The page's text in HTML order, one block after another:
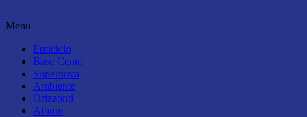
Menu
Emiciclo
Base Cento
Supernova
Ambiente
Orizzonti
Album